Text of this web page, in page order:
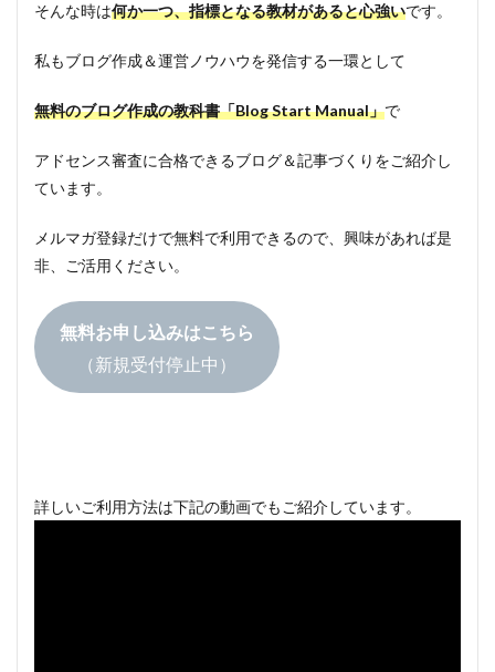
そんな時は何か一つ、指標となる教材があると心強いです。
私もブログ作成＆運営ノウハウを発信する一環として
無料のブログ作成の教科書「Blog Start Manual」で
アドセンス審査に合格できるブログ＆記事づくりをご紹介し
ています。
メルマガ登録だけで無料で利用できるので、興味があれば是
非、ご活用ください。
無料お申し込みはこちら
（新規受付停止中）
詳しいご利用方法は下記の動画でもご紹介しています。